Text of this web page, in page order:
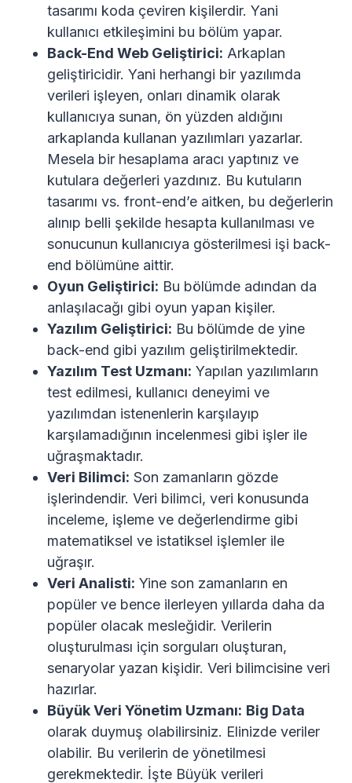
tasarımı koda çeviren kişilerdir. Yani
kullanıcı etkileşimini bu bölüm yapar.
Back-End Web Geliştirici: Arkaplan
geliştiricidir. Yani herhangi bir yazılımda
verileri işleyen, onları dinamik olarak
kullanıcıya sunan, ön yüzden aldığını
arkaplanda kullanan yazılımları yazarlar.
Mesela bir hesaplama aracı yaptınız ve
kutulara değerleri yazdınız. Bu kutuların
tasarımı vs. front-end’e aitken, bu değerlerin
alınıp belli şekilde hesapta kullanılması ve
sonucunun kullanıcıya gösterilmesi işi back-
end bölümüne aittir.
Oyun Geliştirici: Bu bölümde adından da
anlaşılacağı gibi oyun yapan kişiler.
Yazılım Geliştirici: Bu bölümde de yine
back-end gibi yazılım geliştirilmektedir.
Yazılım Test Uzmanı: Yapılan yazılımların
test edilmesi, kullanıcı deneyimi ve
yazılımdan istenenlerin karşılayıp
karşılamadığının incelenmesi gibi işler ile
uğraşmaktadır.
Veri Bilimci: Son zamanların gözde
işlerindendir. Veri bilimci, veri konusunda
inceleme, işleme ve değerlendirme gibi
matematiksel ve istatiksel işlemler ile
uğraşır.
Veri Analisti: Yine son zamanların en
popüler ve bence ilerleyen yıllarda daha da
popüler olacak mesleğidir. Verilerin
oluşturulması için sorguları oluşturan,
senaryolar yazan kişidir. Veri bilimcisine veri
hazırlar.
Büyük Veri Yönetim Uzmanı: Big Data
olarak duymuş olabilirsiniz. Elinizde veriler
olabilir. Bu verilerin de yönetilmesi
gerekmektedir. İşte Büyük verileri